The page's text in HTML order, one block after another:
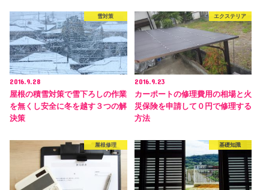
雪対策
2016.9.28
屋根の積雪対策で雪下ろしの作業
を無くし安全に冬を越す３つの解
決策
エクステリア
2016.9.23
カーポートの修理費用の相場と火
災保険を申請して０円で修理する
方法
屋根修理 基礎知識